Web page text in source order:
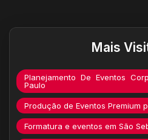
Mais
Planejamento De Eventos
Paulo
Produção de Eventos Premium
Formatura e eventos em São